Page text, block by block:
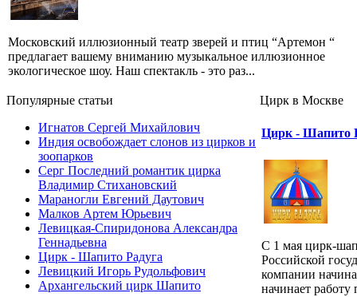
Московский иллюзионный театр зверей и птиц “Артемон “
предлагает вашему вниманию музыкальное иллюзионное
экологическое шоу. Наш спектакль - это раз...
Популярные cтатьи
Игнатов Сергей Михайлович
Индия освобождает слонов из цирков и
зоопарков
Серг Последний романтик цирка
Владимир Стихановский
Мараногли Евгений Даутович
Малков Артем Юрьевич
Левицкая-Спиридонова Александра
Геннадьевна
Цирк - Шапито Радуга
Левицкий Игорь Рудольфович
Архангельский цирк Шапито
Цирк в Москве
Цирк - Шапито
С 1 мая цирк-
Российской
компании
начинает работу